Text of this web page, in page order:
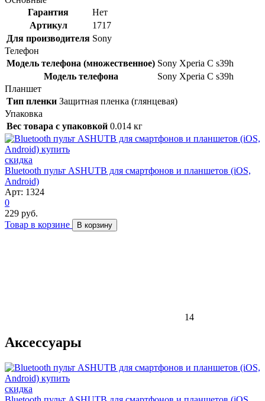
Гарантия
Нет
Артикул
1717
Для производителя Sony
Телефон
Модель телефона (множественное) Sony Xperia C s39h
Модель телефона
Sony Xperia C s39h
Планшет
Тип пленки Защитная пленка (глянцевая)
Упаковка
Вес товара с упаковкой 0.014 кг
скидка
Bluetooth пульт ASHUTB для смартфонов и планшетов (iOS,
Android)
Арт: 1324
0
229 руб.
Товар в корзине
В корзину
14
Аксессуары
скидка